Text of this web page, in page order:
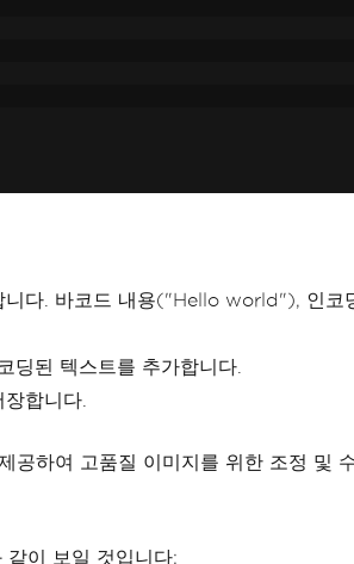
니다. 바코드 내용("Hello world"), 인코
딩된 텍스트를 추가합니다.
합니다.
하여 고품질 이미지를 위한 조정 및
이 보일 것입니다: